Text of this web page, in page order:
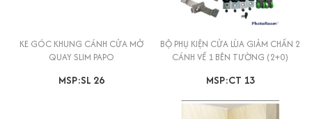
KE GÓC KHUNG CÁNH CỬA MỞ
QUAY SLIM PAPO
MSP:SL 26
BỘ PHỤ KIỆN CỬA LÙA GIẢM CHẤN 2
CÁNH VỀ 1 BÊN TƯỜNG (2+0)
MSP:CT 13